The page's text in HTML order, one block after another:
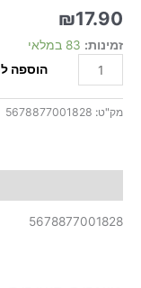
₪17.90
זמינות: 83 במלאי
הוספה
מק"ט: 5678877001828
5678877001828